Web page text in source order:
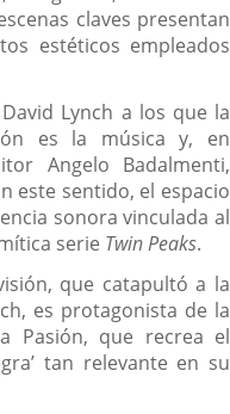
claves presentan
estéticos empleados
Lynch a los que la
es la música y, en
Angelo Badalmenti,
este sentido, el espacio
sonora vinculada al
serie Twin Peaks.
que catapultó a la
es protagonista de la
Pasión, que recrea el
tan relevante en su